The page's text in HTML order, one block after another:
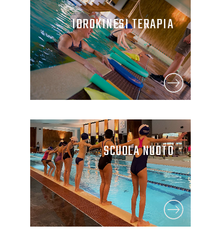
IDROKINESI TERAPIA
SCUOLA NUOTO